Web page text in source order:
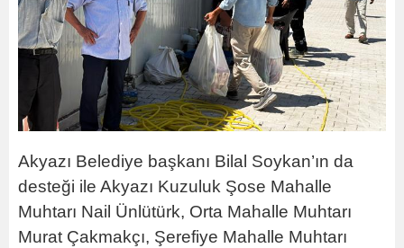
Akyazı Belediye başkanı Bilal Soykan’ın da
desteği ile Akyazı Kuzuluk Şose Mahalle
Muhtarı Nail Ünlütürk, Orta Mahalle Muhtarı
Murat Çakmakçı, Şerefiye Mahalle Muhtarı